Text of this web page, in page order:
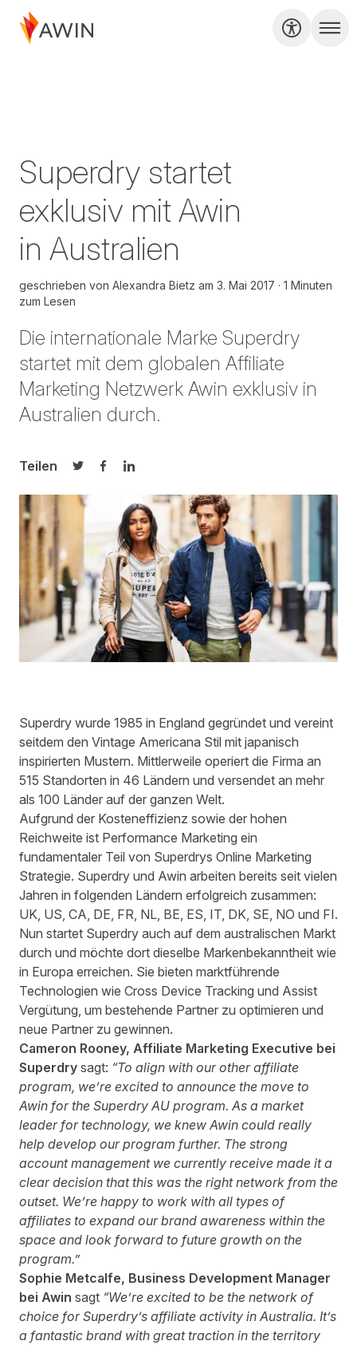
Superdry startet
exklusiv mit Awin
in Australien
geschrieben von Alexandra Bietz am 3. Mai 2017
1 Minuten
zum Lesen
Die internationale Marke Superdry
startet mit dem globalen Affiliate
Marketing Netzwerk Awin exklusiv in
Australien durch.
Teilen
Auf Twitter teilen
Auf Facebook teilen
Auf LinkedIn teilen
Superdry wurde 1985 in England gegründet und vereint
seitdem den Vintage Americana Stil mit japanisch
inspirierten Mustern. Mittlerweile operiert die Firma an
515 Standorten in 46 Ländern und versendet an mehr
als 100 Länder auf der ganzen Welt.
Aufgrund der Kosteneffizienz sowie der hohen
Reichweite ist Performance Marketing ein
fundamentaler Teil von Superdrys Online Marketing
Strategie. Superdry und Awin arbeiten bereits seit vielen
Jahren in folgenden Ländern erfolgreich zusammen:
UK, US, CA, DE, FR, NL, BE, ES, IT, DK, SE, NO und FI.
Nun startet Superdry auch auf dem australischen Markt
durch und möchte dort dieselbe Markenbekanntheit wie
in Europa erreichen. Sie bieten marktführende
Technologien wie Cross Device Tracking und Assist
Vergütung, um bestehende Partner zu optimieren und
neue Partner zu gewinnen.
Cameron Rooney, Affiliate Marketing Executive bei
Superdry sagt: “To align with our other affiliate
program, we’re excited to announce the move to
Awin for the Superdry AU program. As a market
leader for technology, we knew Awin could really
help develop our program further. The strong
account management we currently receive made it a
clear decision that this was the right network from the
outset. We’re happy to work with all types of
affiliates to expand our brand awareness within the
space and look forward to future growth on the
program.”
Sophie Metcalfe, Business Development Manager
bei Awin sagt “We’re excited to be the network of
choice for Superdry’s affiliate activity in Australia. It’s
a fantastic brand with great traction in the territory